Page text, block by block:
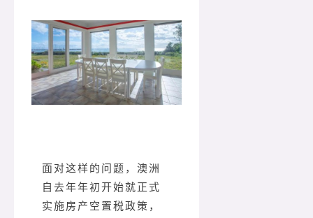
面对这样的问题，澳洲
自去年年初开始就正式
实施房产空置税政策，